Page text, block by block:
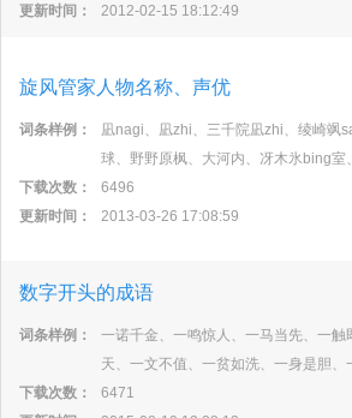
更新时间：
2012-02-15 18:12:49
旋风管家人物名称、声优
词条样例：
凪nagi、凪zhi、三千院凪zhi、绫崎飒
球、野野原枫、大河内、冴木氷bing室
下载次数：
6496
更新时间：
2013-03-26 17:08:59
数字开头的成语
词条样例：
一诺千金、一鸣惊人、一马当先、一
天、一文不值、一贫如洗、一身是胆
下载次数：
6471